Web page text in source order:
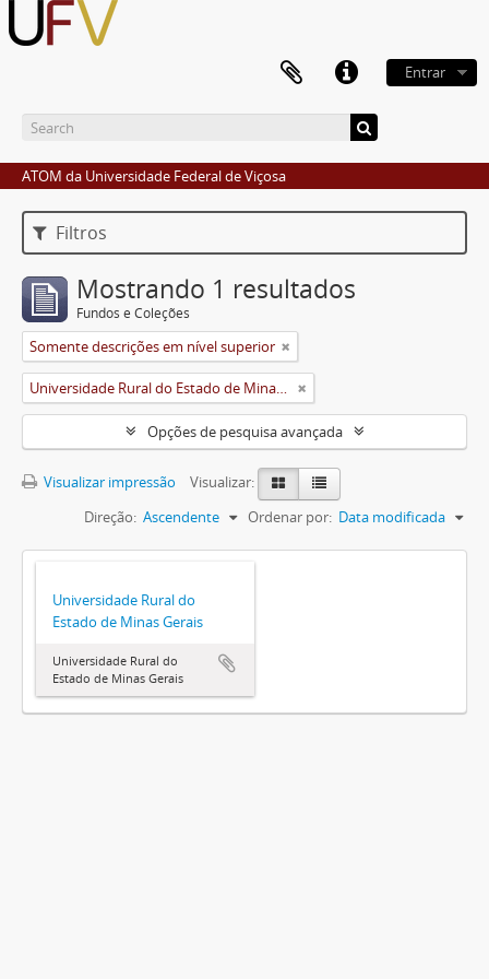
Entrar
ATOM da Universidade Federal de Viçosa
Filtros
Mostrando 1 resultados
Fundos e Coleções
Somente descrições em nível superior
Universidade Rural do Estado de Minas Gerais (Uremg)
Opções de pesquisa avançada
Visualizar impressão
Visualizar:
Ordenar por: Data modificada
Direção: Ascendente
Universidade Rural do
Estado de Minas Gerais
Universidade Rural do
Estado de Minas Gerais